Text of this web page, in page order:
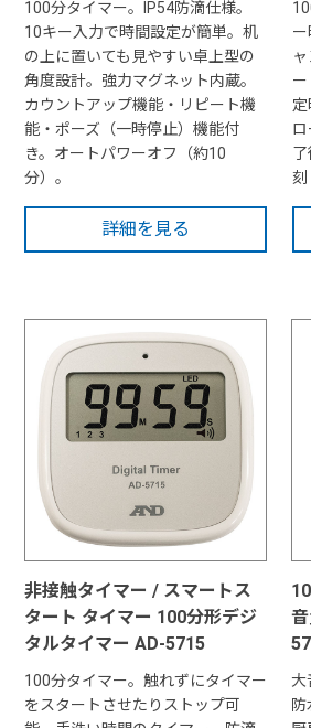
100分タイマー。IP54防滴仕様。
10キー入力で時間設定が簡単。机
の上に置いても見やすい卓上型の
角度設計。強力マグネット内蔵。
カウントアップ機能・リピート機
能・ポーズ（一時停止）機能付
き。オートパワーオフ（約10
分）。
詳細を見る
刻
非接触タイマー / スマートス
タート タイマー 100分形デジ
タルタイマー AD-5715
100分タイマー。触れずにタイマー
をスタートさせたりストップ可
大
防